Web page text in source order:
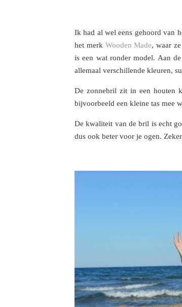
Ik had al wel eens gehoord van
het merk Wooden Made, waar
is een wat ronder model. Aan
allemaal verschillende kleuren,
De zonnebril zit in een houten
bijvoorbeeld een kleine tas mee
De kwaliteit van de bril is echt
dus ook beter voor je ogen.